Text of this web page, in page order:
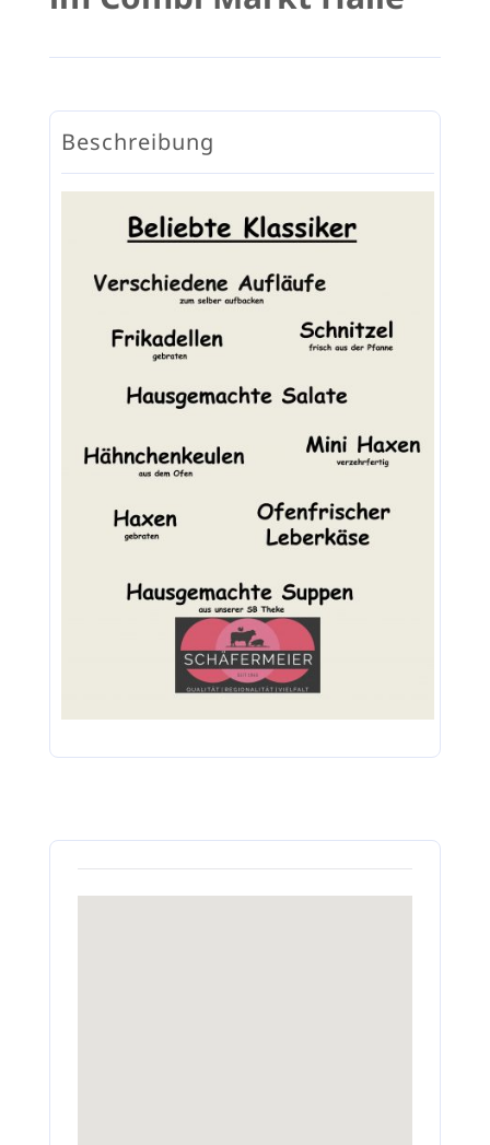
KARRIERE
KONTAKT
Beschreibung